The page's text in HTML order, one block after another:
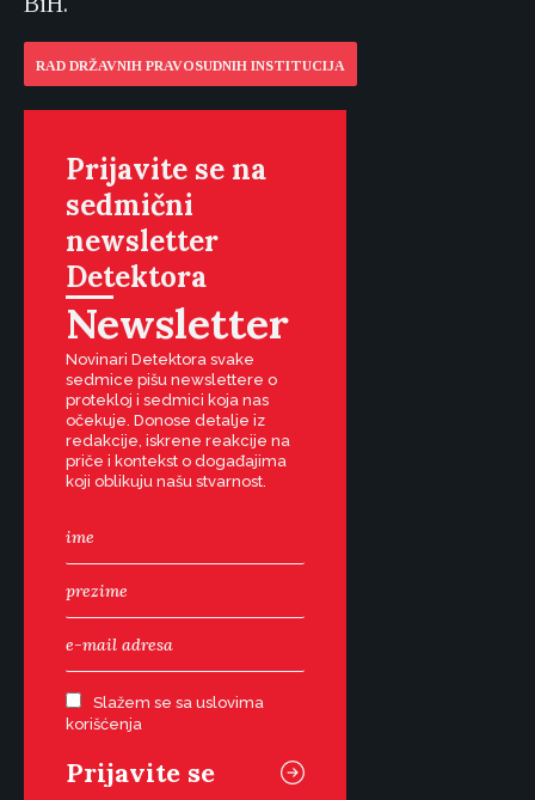
RAD DRŽAVNIH PRAVOSUDNIH INSTITUCIJA
Prijavite se na
sedmični
newsletter
Detektora
Newsletter
Novinari Detektora svake
sedmice pišu newslettere o
protekloj i sedmici koja nas
očekuje. Donose detalje iz
redakcije, iskrene reakcije na
priče i kontekst o događajima
koji oblikuju našu stvarnost.
Slažem se sa uslovima
korišćenja